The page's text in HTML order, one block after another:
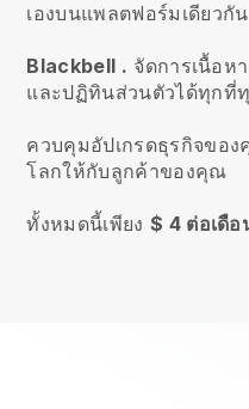
เองบนแพลตฟอร์มเดียวกัน
Blackbell . จัดการเนื้อห
และปฏิทินส่วนตัวได้ทุกที่
ควบคุมอัปเกรดธุรกิจขอ
โลกให้กับลูกค้าของคุณ
ทั้งหมดนี้เพียง $ 4 ต่อเดือ